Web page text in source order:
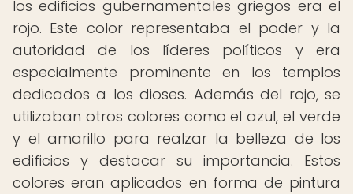
los edificios gubernamentales griegos era el
rojo. Este color representaba el poder y la
autoridad de los líderes políticos y era
especialmente prominente en los templos
dedicados a los dioses. Además del rojo, se
utilizaban otros colores como el azul, el verde
y el amarillo para realzar la belleza de los
edificios y destacar su importancia. Estos
colores eran aplicados en forma de pintura